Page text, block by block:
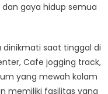
gaya hidup semua
saat tinggal di
Cafe jogging track,
yang mewah kolam
memiliki fasilitas yang